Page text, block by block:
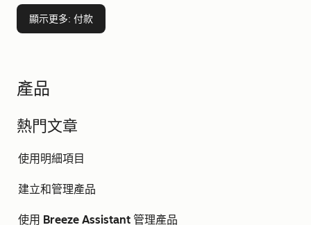
顯示更多: 付款
產品
熱門文章
使用明細項目
建立和管理產品
使用 Breeze Assistant 管理產品